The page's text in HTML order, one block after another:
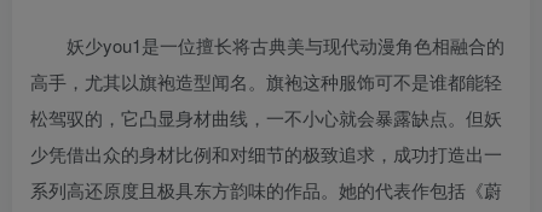
妖少you1是一位擅长将古典美与现代动漫角色相融合的
高手，尤其以旗袍造型闻名。旗袍这种服饰可不是谁都能轻
松驾驭的，它凸显身材曲线，一不小心就会暴露缺点。但妖
少凭借出众的身材比例和对细节的极致追求，成功打造出一
系列高还原度且极具东方韵味的作品。她的代表作包括《蔚